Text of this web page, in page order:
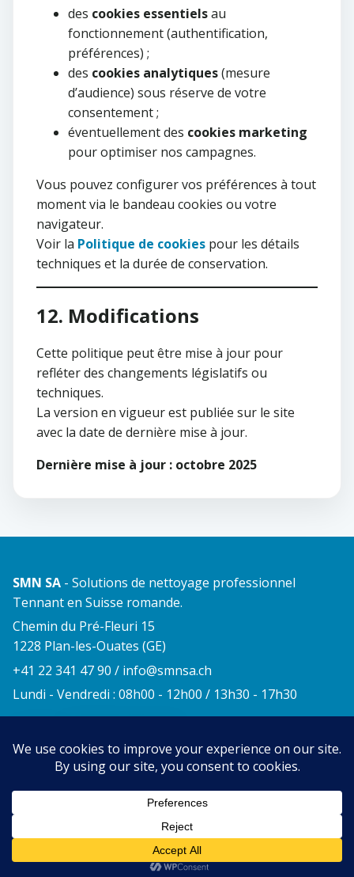
des cookies essentielsau
fonctionnement (authentification,
préférences) ;
des cookies analytiques(mesure
d’audience) sous réserve de votre
consentement ;
éventuellement des cookies marketing
pour optimiser nos campagnes.
Vous pouvez configurer vos préférences à tout
moment via le bandeau cookies ou votre
navigateur.
Voir la Politique de cookiespour les détails
techniques et la durée de conservation.
12. Modifications
Cette politique peut être mise à jour pour
refléter des changements législatifs ou
techniques.
La version en vigueur est publiée sur le site
avec la date de dernière mise à jour.
Dernière mise à jour : octobre 2025
SMN SA - Solutions de nettoyage professionnel
Tennant en Suisse romande.
Chemin du Pré-Fleuri 15
1228 Plan-les-Ouates (GE)
+41 22 341 47 90 / info@smnsa.ch
Lundi - Vendredi : 08h00 - 12h00 / 13h30 - 17h30
© 2026 SMN SA. Tous droits réservés.
Adhera Inc.
Politique de confidentialitéPolitique de cookies